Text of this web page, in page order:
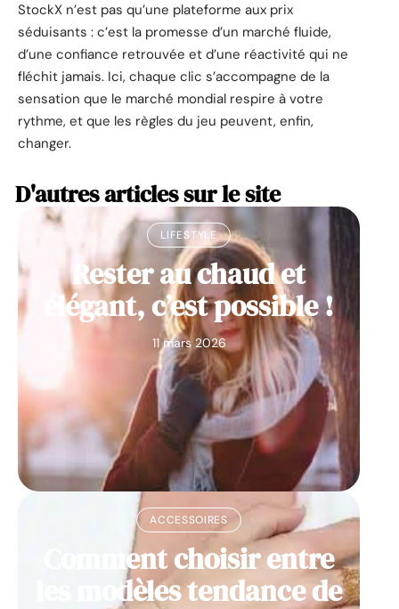
StockX n’est pas qu’une plateforme aux prix
séduisants : c’est la promesse d’un marché fluide,
d’une confiance retrouvée et d’une réactivité qui ne
fléchit jamais. Ici, chaque clic s’accompagne de la
sensation que le marché mondial respire à votre
rythme, et que les règles du jeu peuvent, enfin,
changer.
D'autres articles sur le site
LIFESTYLE
Rester au chaud et
élégant, c’est possible !
11 mars 2026
ACCESSOIRES
Comment choisir entre
les modèles tendance de